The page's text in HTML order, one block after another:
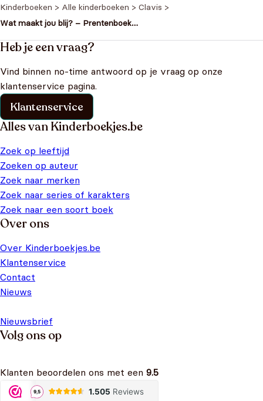
Kinderboeken > Alle kinderboeken > Clavis >
Wat maakt jou blij? – Prentenboek
jaar
Heb je een vraag?
Vind binnen no-time antwoord op je vraag op onze
klantenservice pagina.
Klantenservice
Alles van Kinderboekjes.be
Zoek op leeftijd
Zoeken op auteur
Zoek naar merken
Zoek naar series of karakters
Zoek naar een soort boek
Over ons
Over Kinderboekjes.be
Klantenservice
Contact
Nieuws
Nieuwsbrief
Volg ons op
Klanten beoordelen ons met een 9.5